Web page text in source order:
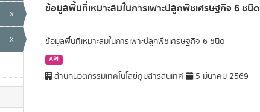
x
x
ข้อมูลพื้นที่เหมาะสมในการเพาะปลูกพืชเศรษฐกิจ 6 ชนิด
ข้อมูลพื้นที่เหมาะสมในการเพาะปลูกพืชเศรษฐกิจ 6 ชนิด
API
สำนักนวัตกรรมเทคโนโลยีภูมิสารสนเทศ 5 มีนาคม 2569